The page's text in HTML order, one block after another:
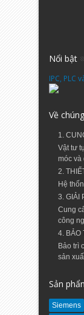
Nổi bật
IPC, PLC
Về
1.
Vật tư
móc và
2.
Hệ
3. GIẢI
Cung
công
4. BẢO
Bảo trì
sản
Sản
Siemens